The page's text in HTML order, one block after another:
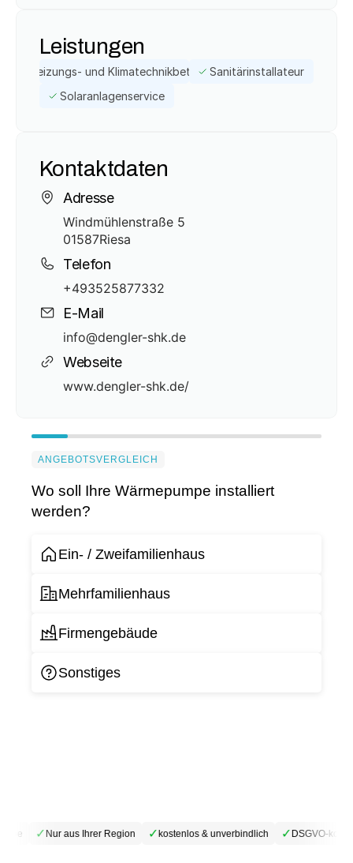
Leistungen
Heizungs- und KlimatechnikbetriebSanitärinstallateur
Solaranlagenservice
Kontaktdaten
Adresse
Windmühlenstraße 5
01587Riesa
Telefon
+493525877332
E-Mail
info@dengler-shk.de
Webseite
www.dengler-shk.de/
ANGEBOTSVERGLEICH
Wo soll Ihre Wärmepumpe installiert
werden?
Ein- / Zweifamilienhaus
Mehrfamilienhaus
Firmengebäude
Sonstiges
✓Nur aus Ihrer Region ✓kostenlos & unverbindlich ✓DSGVO-